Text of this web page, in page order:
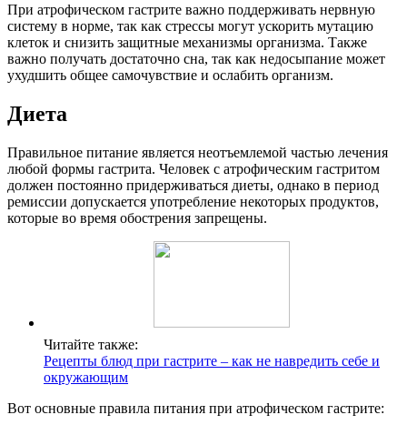
При атрофическом гастрите важно поддерживать нервную
систему в норме, так как стрессы могут ускорить мутацию
клеток и снизить защитные механизмы организма. Также
важно получать достаточно сна, так как недосыпание может
ухудшить общее самочувствие и ослабить организм.
Диета
Правильное питание является неотъемлемой частью лечения
любой формы гастрита. Человек с атрофическим гастритом
должен постоянно придерживаться диеты, однако в период
ремиссии допускается употребление некоторых продуктов,
которые во время обострения запрещены.
Читайте также:
Рецепты блюд при гастрите – как не навредить себе и
окружающим
Вот основные правила питания при атрофическом гастрите: